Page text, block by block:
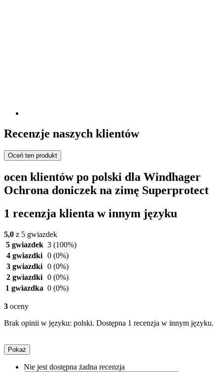
Recenzje naszych klientów
Oceń ten produkt
ocen klientów po polski dla Windhager
Ochrona doniczek na zimę Superprotect
1 recenzja klienta w innym języku
5,0 z 5 gwiazdek
5 gwiazdek 3 (100%)
4 gwiazdki 0 (0%)
3 gwiazdki 0 (0%)
2 gwiazdki 0 (0%)
1 gwiazdka 0 (0%)
3 oceny
Brak opinii w języku: polski. Dostępna 1 recenzja w innym języku.
Pokaż
Nie jest dostępna żadna recenzja